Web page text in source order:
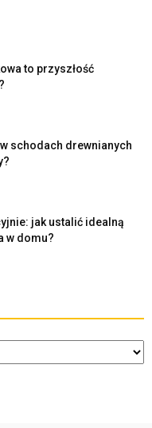
to przyszłość
schodach drewnianych
jak ustalić idealną
w domu?